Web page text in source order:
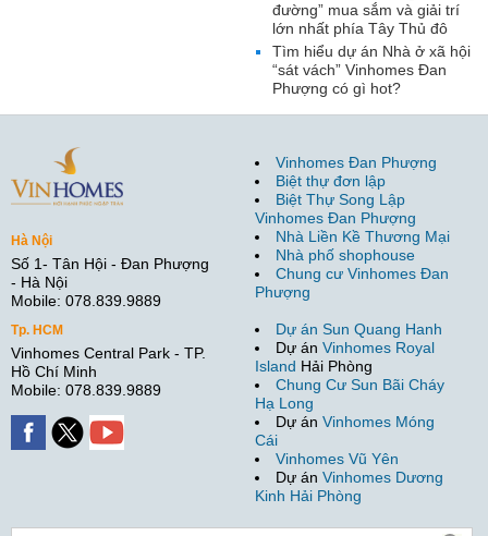
đường” mua sắm và giải trí
lớn nhất phía Tây Thủ đô
Tìm hiểu dự án Nhà ở xã hội
“sát vách” Vinhomes Đan
Phượng có gì hot?
Hà Nội
Số 1- Tân Hội - Đan Phượng
- Hà Nội
Mobile: 078.839.9889
Tp. HCM
Vinhomes Central Park - TP.
Hồ Chí Minh
Mobile: 078.839.9889
Vinhomes Đan Phượng
Biệt thự đơn lập
Biệt Thự Song Lập
Vinhomes Đan Phượng
Nhà Liền Kề Thương Mại
Nhà phố shophouse
Chung cư Vinhomes Đan
Phượng
Dự án Sun Quang Hanh
Dự án Vinhomes Royal
Island Hải Phòng
Chung Cư Sun Bãi Cháy
Hạ Long
Dự án Vinhomes Móng
Cái
Vinhomes Vũ Yên
Dự án Vinhomes Dương
Kinh Hải Phòng